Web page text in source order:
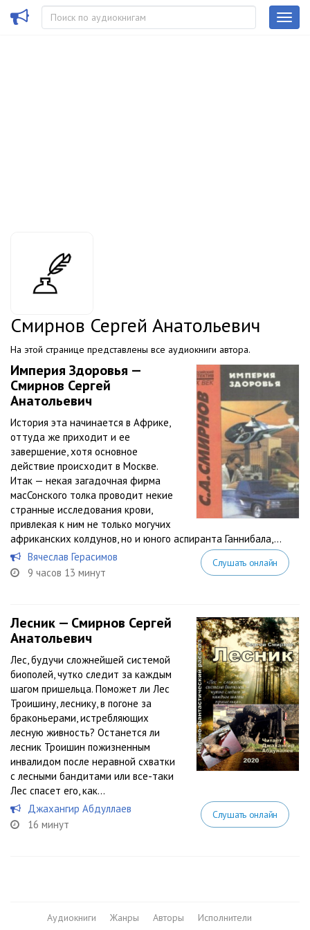
Смирнов Сергей Анатольевич
На этой странице представлены все аудиокниги автора.
Империя Здоровья —
Смирнов Сергей
Анатольевич
История эта начинается в Африке,
оттуда же приходит и ее
завершение, хотя основное
действие происходит в Москве.
Итак — некая загадочная фирма
масСонского толка проводит некие
странные исследования крови,
привлекая к ним не только могучих
африканских колдунов, но и юного аспиранта Ганнибала,...
Вячеслав Герасимов
9 часов 13 минут
Слушать онлайн
Лесник — Смирнов Сергей
Анатольевич
Лес, будучи сложнейшей системой
биополей, чутко следит за каждым
шагом пришельца. Поможет ли Лес
Троишину, леснику, в погоне за
браконьерами, истребляющих
лесную живность? Останется ли
лесник Троишин пожизненным
инвалидом после неравной схватки
с лесными бандитами или все-таки
Лес спасет его, как...
Джахангир Абдуллаев
16 минут
Слушать онлайн
Аудиокниги Жанры Авторы
Исполнители